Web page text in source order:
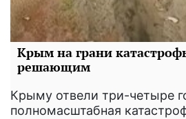
Крым на грани
решающим
Крыму отвели три-четыре
полномасштабная